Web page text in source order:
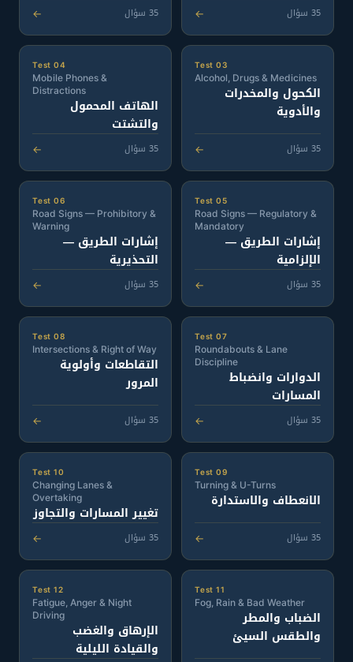
35 سؤال ← 35 سؤال ←
Test 03
Alcohol, Drugs & Medicines
الكحول والمخدرات
والأدوية
35 سؤال ←
Test 04
Mobile Phones &
Distractions
الهاتف المحمول
والتشتت
35 سؤال ←
Test 05
Road Signs — Regulatory &
Mandatory
إشارات الطريق —
الإلزامية
35 سؤال ←
Test 06
Road Signs — Prohibitory &
Warning
إشارات الطريق —
التحذيرية
35 سؤال ←
Test 07
Roundabouts & Lane
Discipline
الدوارات وانضباط
المسارات
35 سؤال ←
Test 08
Intersections & Right of Way
التقاطعات وأولوية
المرور
35 سؤال ←
Test 09
Turning & U-Turns
الانعطاف والاستدارة
35 سؤال ←
Test 10
Changing Lanes &
Overtaking
تغيير المسارات والتجاوز
35 سؤال ←
Test 11
Fog, Rain & Bad Weather
الضباب والمطر
والطقس السيئ
Test 12
Fatigue, Anger & Night
Driving
الإرهاق والغضب
والقيادة الليلية